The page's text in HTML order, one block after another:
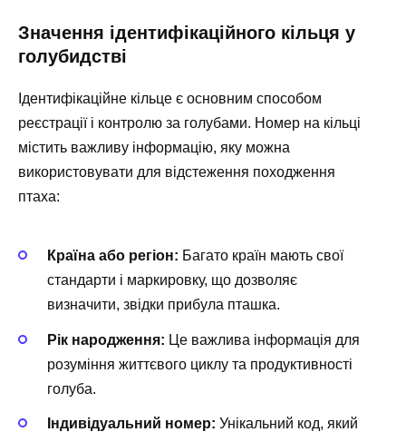
Значення ідентифікаційного кільця у
голубидстві
Ідентифікаційне кільце є основним способом
реєстрації і контролю за голубами. Номер на кільці
містить важливу інформацію, яку можна
використовувати для відстеження походження
птаха:
Країна або регіон: Багато країн мають свої
стандарти і маркировку, що дозволяє
визначити, звідки прибула пташка.
Рік народження: Це важлива інформація для
розуміння життєвого циклу та продуктивності
голуба.
Індивідуальний номер: Унікальний код, який